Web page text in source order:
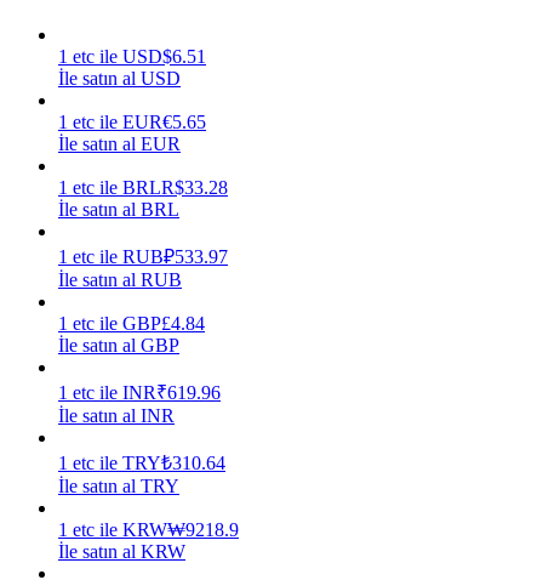
Power Piggy
Staking
1 etc ile USD$6.51
İle satın al USD
1 etc ile EUR€5.65
İle satın al EUR
1 etc ile BRLR$33.28
İle satın al BRL
1 etc ile RUB₽533.97
İle satın al RUB
1 etc ile GBP£4.84
İle satın al GBP
1 etc ile INR₹619.96
İle satın al INR
1 etc ile TRY₺310.64
İle satın al TRY
1 etc ile KRW₩9218.9
İle satın al KRW